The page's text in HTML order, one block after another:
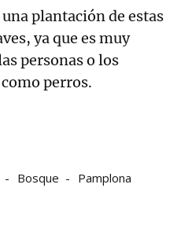
plantación de estas
ya que es muy
personas o los
perros.
Bosque Pamplona